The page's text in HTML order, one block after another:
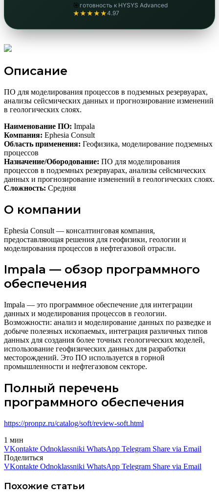
🎯 готовность к HYSYS Advanced
★★★★★4.97
Описание
ПО для моделирования процессов в подземных резервуарах,
анализы сейсмических данных и прогнозирование изменений
в геологических слоях.
Наименование ПО: Impala
Компания: Ephesia Consult
Область применения: Геофизика, моделирование подземных
процессов
Назначение/Обородование: ПО для моделирования
процессов в подземных резервуарах, анализы сейсмических
данных и прогнозирование изменений в геологических слоях.
Сложность: Средняя
О компании
Ephesia Consult — консалтинговая компания,
предоставляющая решения для геофизики, геологии и
моделирования процессов в нефтегазовой отрасли.
Impala — обзор программного
обеспечения
Impala — это программное обеспечение для интеграции
данных и моделирования процессов в геологии.
Возможности: анализ и моделирование данных по разведке и
добыче полезных ископаемых, интеграция различных типов
данных для создания более точных геологических моделей,
использование геофизических данных для разработки
месторождений. Это ПО используется в горной
промышленности и нефтегазовом секторе.
Полный перечень
программного обеспечения
https://pronpz.ru/catalog/soft/review-soft.html
1 мин
VKontakte Odnoklassniki WhatsApp Telegram Share via Email
Поделиться
VKontakte Odnoklassniki WhatsApp Telegram Share via Email
Похожие статьи